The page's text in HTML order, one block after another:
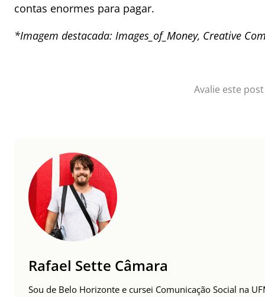
contas enormes para pagar.
*Imagem destacada: Images_of_Money, Creative
Avalie este post
Rafael Sette Câmara
Sou de Belo Horizonte e cursei Comunicação Social na